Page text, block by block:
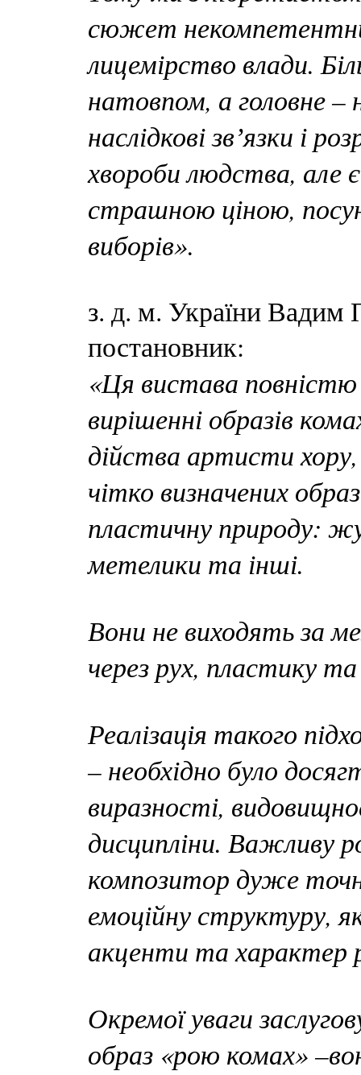
сюжет
лицемірство влади.
натовпом, а головне –
наслідкові звʼязки і
хвороби людства, але
страшною ціною,
виборів».
з. д. м. України
постановник:
«Ця вистава
вирішенні образів
дійства артисти
чітко визначених
пластичну природу:
метелики та інші.
Вони не виходять за
через рух, пластику та
Реалізація такого
– необхідно було
виразності,
дисципліни. Важливу
композитор дуже
емоційну структуру,
акценти та характер
Окремої уваги
образ «рою комах»